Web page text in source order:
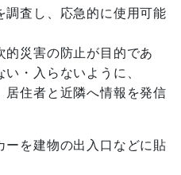
調査し、応急的に使用可能
的災害の防止が目的であ
・入らないように、
居住者と近隣へ情報を発信
ーを建物の出入口などに貼